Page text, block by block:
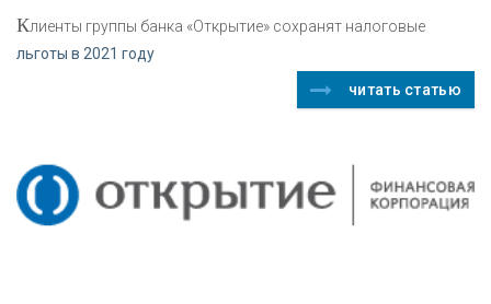
Клиенты группы банка «Открытие» сохранят налоговые
льготы в 2021 году
читать статью